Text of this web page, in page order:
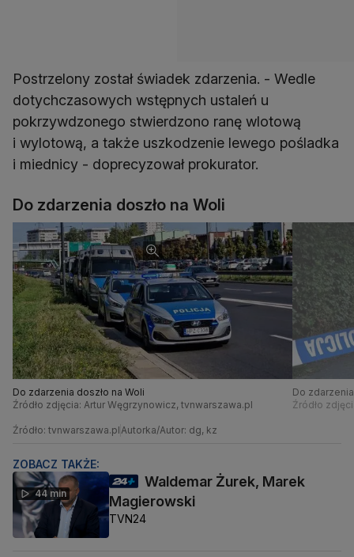
Postrzelony został świadek zdarzenia. - Wedle
dotychczasowych wstępnych ustaleń u
pokrzywdzonego stwierdzono ranę wlotową
i wylotową, a także uszkodzenie lewego pośladka
i miednicy - doprecyzował prokurator.
Do zdarzenia doszło na Woli
Do zdarzenia doszło na Woli
Źródło zdjęcia: Artur Węgrzynowicz, tvnwarszawa.pl
Do
Źródło
Źródło: tvnwarszawa.pl Autorka/Autor: dg, kz
ZOBACZ TAKŻE:
44 min
Waldemar Żurek, Marek
Magierowski
TVN24